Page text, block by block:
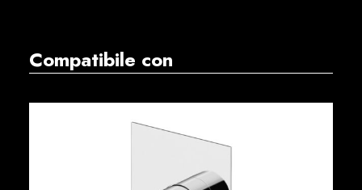
Compatibile con